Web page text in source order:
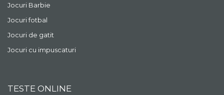
Jocuri Barbie
Jocuri fotbal
Jocuri de gatit
Jocuri cu impuscaturi
TESTE ONLINE